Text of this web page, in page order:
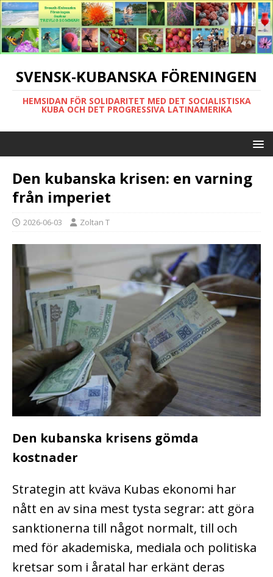
SVENSK-KUBANSKA FÖRENINGEN
HEMSIDAN FÖR SOLIDARITET MED DET SOCIALISTISKA
KUBA OCH DET PROGRESSIVA LATINAMERIKA
Den kubanska krisen: en varning
från imperiet
2026-06-03 Zoltan T
Den kubanska krisens gömda
kostnader
Strategin att kväva Kubas ekonomi har
nått en av sina mest tysta segrar: att göra
sanktionerna till något normalt, till och
med för akademiska, mediala och politiska
kretsar som i åratal har erkänt deras